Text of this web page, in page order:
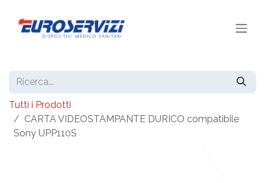
Tutti i Prodotti
CARTA VIDEOSTAMPANTE DURICO compatibile
Sony UPP110S